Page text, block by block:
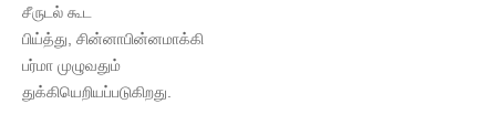
சீருடல் கூட
பிய்த்து, சின்னாபின்னமாக்கி
பர்மா முழுவதும்
துக்கியெறியப்படுகிறது.